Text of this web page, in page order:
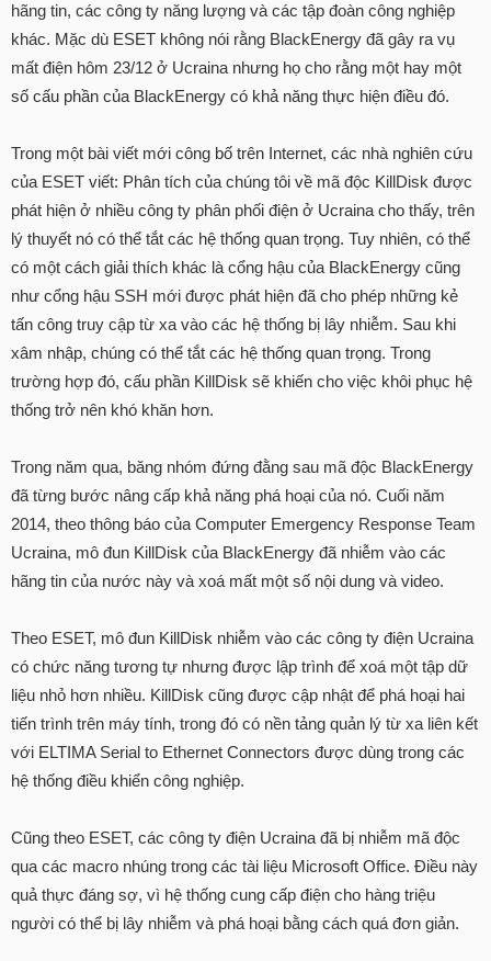
hãng tin, các công ty năng lượng và các tập đoàn công nghiệp
khác. Mặc dù ESET không nói rằng BlackEnergy đã gây ra vụ
mất điện hôm 23/12 ở Ucraina nhưng họ cho rằng một hay một
số cấu phần của BlackEnergy có khả năng thực hiện điều đó.
Trong một bài viết mới công bố trên Internet, các nhà nghiên cứu
của ESET viết: Phân tích của chúng tôi về mã độc KillDisk được
phát hiện ở nhiều công ty phân phối điện ở Ucraina cho thấy, trên
lý thuyết nó có thể tắt các hệ thống quan trọng. Tuy nhiên, có thể
có một cách giải thích khác là cổng hậu của BlackEnergy cũng
như cổng hậu SSH mới được phát hiện đã cho phép những kẻ
tấn công truy cập từ xa vào các hệ thống bị lây nhiễm. Sau khi
xâm nhập, chúng có thể tắt các hệ thống quan trọng. Trong
trường hợp đó, cấu phần KillDisk sẽ khiến cho việc khôi phục hệ
thống trở nên khó khăn hơn.
Trong năm qua, băng nhóm đứng đằng sau mã độc BlackEnergy
đã từng bước nâng cấp khả năng phá hoại của nó. Cuối năm
2014, theo thông báo của Computer Emergency Response Team
Ucraina, mô đun KillDisk của BlackEnergy đã nhiễm vào các
hãng tin của nước này và xoá mất một số nội dung và video.
Theo ESET, mô đun KillDisk nhiễm vào các công ty điện Ucraina
có chức năng tương tự nhưng được lập trình để xoá một tập dữ
liệu nhỏ hơn nhiều. KillDisk cũng được cập nhật để phá hoại hai
tiến trình trên máy tính, trong đó có nền tảng quản lý từ xa liên kết
với ELTIMA Serial to Ethernet Connectors được dùng trong các
hệ thống điều khiển công nghiệp.
Cũng theo ESET, các công ty điện Ucraina đã bị nhiễm mã độc
qua các macro nhúng trong các tài liệu Microsoft Office. Điều này
quả thực đáng sợ, vì hệ thống cung cấp điện cho hàng triệu
người có thể bị lây nhiễm và phá hoại bằng cách quá đơn giản.